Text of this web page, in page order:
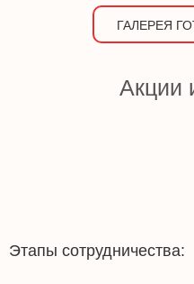
ГАЛЕРЕЯ
Акции
Этапы сотрудничества: